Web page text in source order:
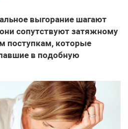
выгорание шагают
сопутствуют затяжному
поступкам, которые
в подобную